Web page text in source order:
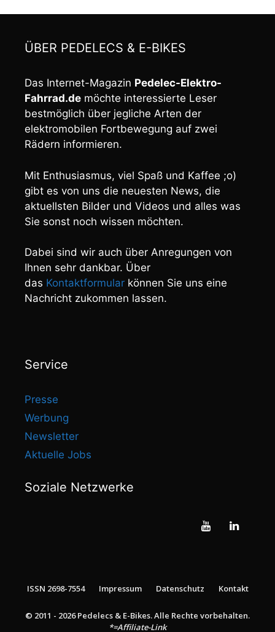
ÜBER PEDELECS & E-BIKES
Das Internet-Magazin Pedelec-Elektro-
Fahrrad.de möchte interessierte Leser
bestmöglich über jegliche Arten der
elektromobilen Fortbewegung auf zwei
Rädern informieren.
Mit Enthusiasmus, viel Spaß und Kaffee ;o)
gibt es von uns die neuesten News, die
aktuellsten Bilder und Videos und alles was
Sie sonst noch wissen möchten.
Dabei sind wir auch über Anregungen von
Ihnen sehr dankbar. Über
das Kontaktformular können Sie uns eine
Nachricht zukommen lassen.
Service
Presse
Werbung
Newsletter
Aktuelle Jobs
Soziale Netzwerke
ISSN 2698-7554 Impressum Datenschutz Kontakt
© 2011 - 2026 Pedelecs & E-Bikes. Alle Rechte vorbehalten.
*=Affiliate-Link